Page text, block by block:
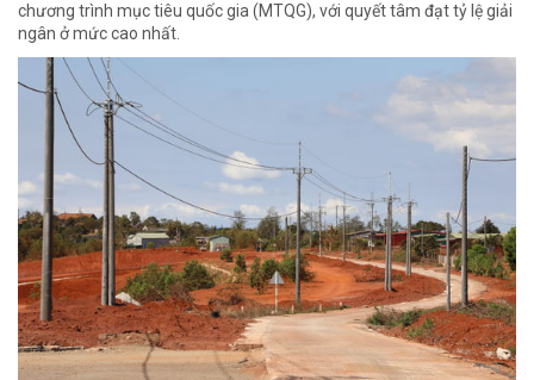
chương trình mục tiêu quốc gia (MTQG), với quyết tâm đạt tỷ lệ giải
ngân ở mức cao nhất.